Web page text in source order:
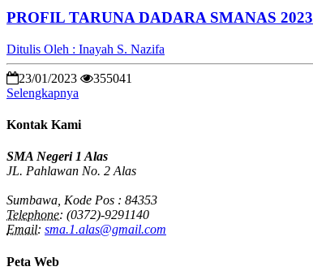
PROFIL TARUNA DADARA SMANAS 2023
Ditulis Oleh : Inayah S. Nazifa
23/01/2023
355041
Selengkapnya
Kontak Kami
SMA Negeri 1 Alas
JL. Pahlawan No. 2 Alas
Sumbawa, Kode Pos : 84353
Telephone: (0372)-9291140
Email: sma.1.alas@gmail.com
Peta Web